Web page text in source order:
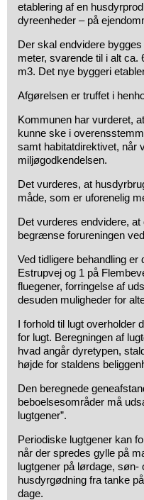
etablering af en
dyreenheder – på
Der skal endvidere
meter, svarende til i alt ca.
m3. Det nye byggeri
Afgørelsen er truffet i
Kommunen har vurderet,
kunne ske i
samt habitatdirektivet, når
miljøgodkendelsen.
Det vurderes, at
måde, som er uforenelig
Det vurderes endvidere,
begrænse forureningen
Ved tidligere behandling
Estrupvej og 1 på
fluegener, forringelse af
desuden muligheder for
I forhold til lugt overholder
for lugt. Beregningen af
hvad angår dyretypen,
højde for staldens
Den beregnede
beboelsesområder må
lugtgener”.
Periodiske lugtgener kan
når der spredes gylle på
lugtgener på lørdage,
husdyrgødning fra tanke
dage.